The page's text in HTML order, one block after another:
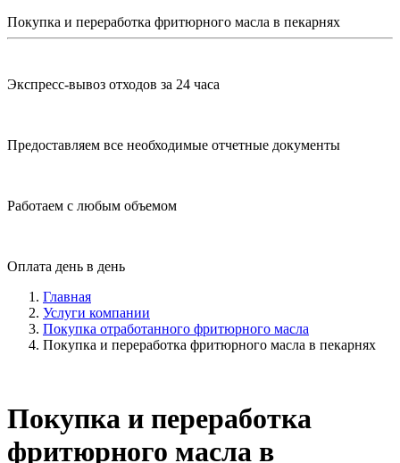
Покупка и переработка фритюрного масла в пекарнях
Экспресс-вывоз отходов за 24 часа
Предоставляем все необходимые отчетные документы
Работаем с любым объемом
Оплата день в день
Главная
Услуги компании
Покупка отработанного фритюрного масла
Покупка и переработка фритюрного масла в пекарнях
Покупка и переработка
фритюрного масла в